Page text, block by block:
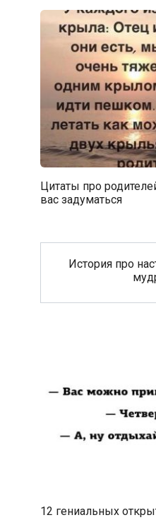
Цитаты про
вас задуматься
История про
12 гениальных